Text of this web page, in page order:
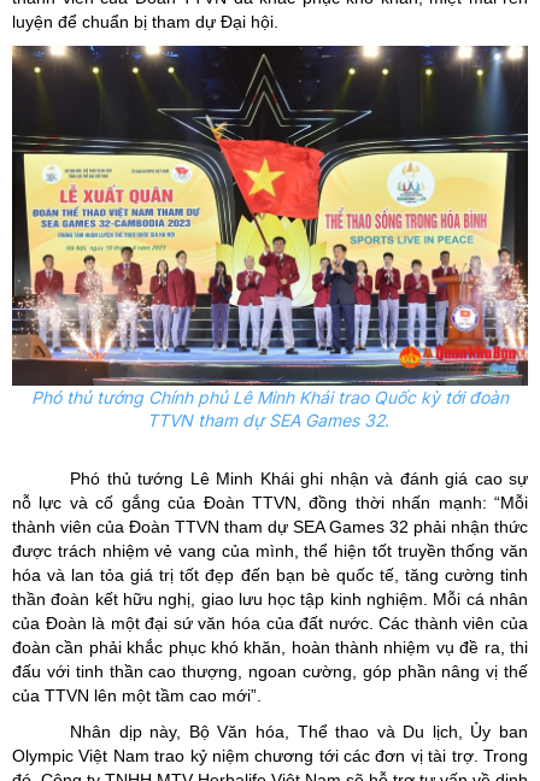
luyện để chuẩn bị tham dự Đại hội.
Phó thủ tướng Chính phủ Lê Minh Khái trao Quốc kỳ tới đoàn
TTVN tham dự SEA Games 32.
Phó thủ tướng Lê Minh Khái ghi nhận và đánh giá cao sự
nỗ lực và cố gắng của Đoàn TTVN, đồng thời nhấn mạnh: “Mỗi
thành viên của Đoàn TTVN tham dự SEA Games 32 phải nhận thức
được trách nhiệm vẻ vang của mình, thể hiện tốt truyền thống văn
hóa và lan tỏa giá trị tốt đẹp đến bạn bè quốc tế, tăng cường tinh
thần đoàn kết hữu nghị, giao lưu học tập kinh nghiệm. Mỗi cá nhân
của Đoàn là một đại sứ văn hóa của đất nước. Các thành viên của
đoàn cần phải khắc phục khó khăn, hoàn thành nhiệm vụ đề ra, thi
đấu với tinh thần cao thượng, ngoan cường, góp phần nâng vị thế
của TTVN lên một tầm cao mới”.
Nhân dịp này, Bộ Văn hóa, Thể thao và Du lịch, Ủy ban
Olympic Việt Nam trao kỷ niệm chương tới các đơn vị tài trợ. Trong